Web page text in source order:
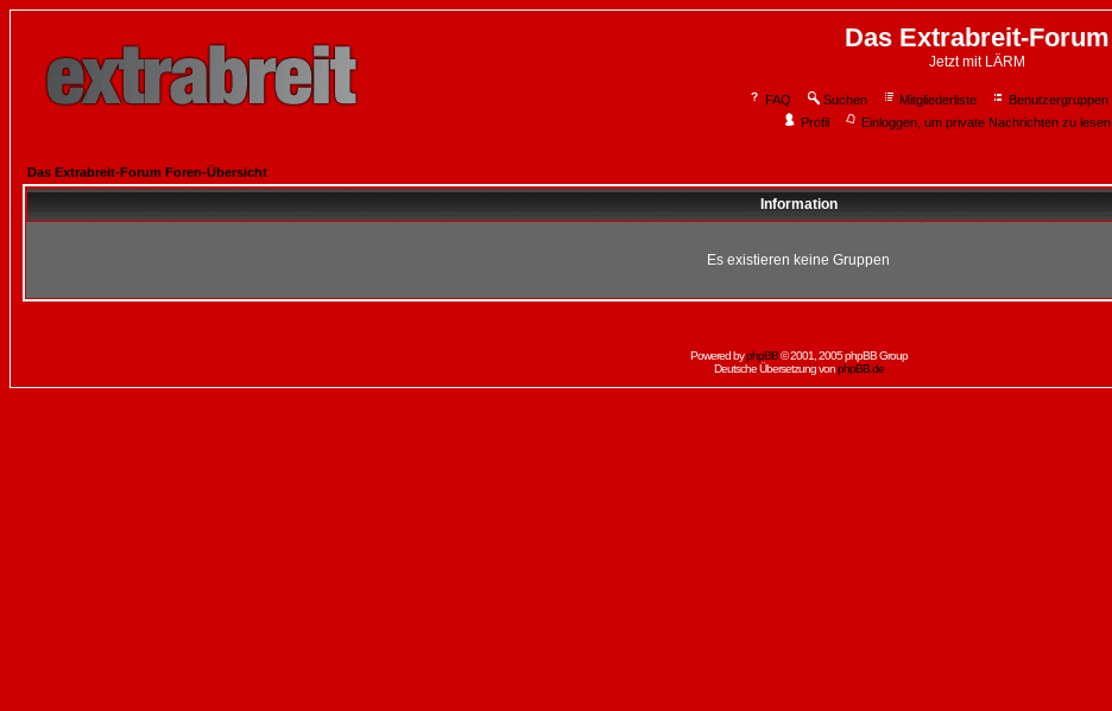
Das Extrabreit-Forum
Jetzt mit LÄRM
FAQ Suchen Mitgliederliste Benutzergruppen
Profil
Einloggen, um private Nachrichten zu lesen
Das Extrabreit-Forum Foren-Übersicht
Information
Es existieren keine Gruppen
Powered byphpBB© 2001, 2005 phpBB Group
Deutsche Übersetzung vonphpBB.de